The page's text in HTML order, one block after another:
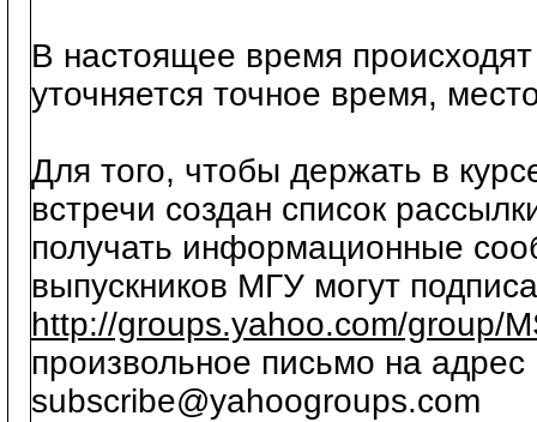
В настоящее время
уточняется точное время,
Для того, чтобы держать в
встречи создан список
получать информационные
выпускников МГУ могут
http://groups.yahoo.com/group/
произвольное письмо на
subscribe@yahoogroups.com